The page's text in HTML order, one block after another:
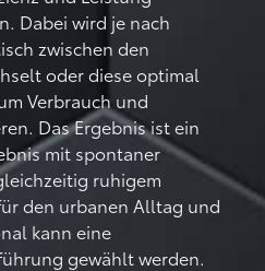
Dabei wird je nach
zwischen den
oder diese optimal
Verbrauch und
Das Ergebnis ist ein
mit spontaner
ruhigem
den urbanen Alltag und
kann eine
gewählt werden.